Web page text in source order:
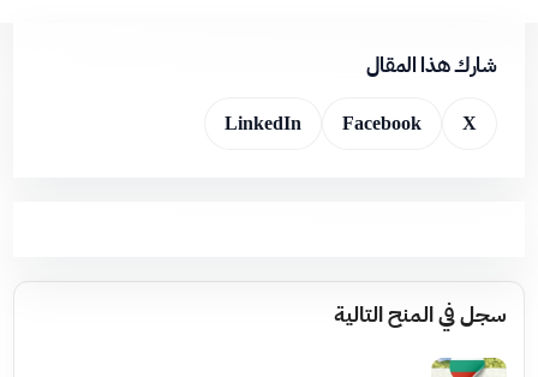
شارك هذا المقال
X
Facebook
LinkedIn
سجل في المنح التالية